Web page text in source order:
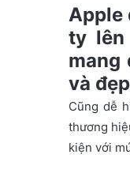
Apple
ty lên
mang
và
Cũng dễ
thương
kiện với